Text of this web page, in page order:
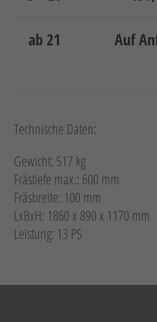
ab 21 Auf
Technische Daten:
Gewicht: 517 kg
Frästiefe max.: 600 mm
Fräsbreite: 100 mm
LxBxH: 1860 x 890 x 1170 mm
Leistung: 13 PS